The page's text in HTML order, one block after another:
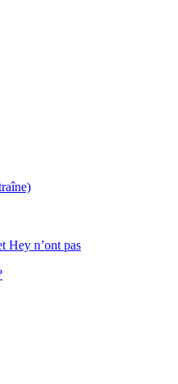
Hey n’ont pas